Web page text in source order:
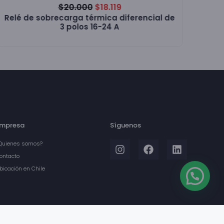
Relé de sobrecarga térmica diferencial de
3 polos 16-24 A
$20.000 $18.119
somos?
en Chile
Síguenos